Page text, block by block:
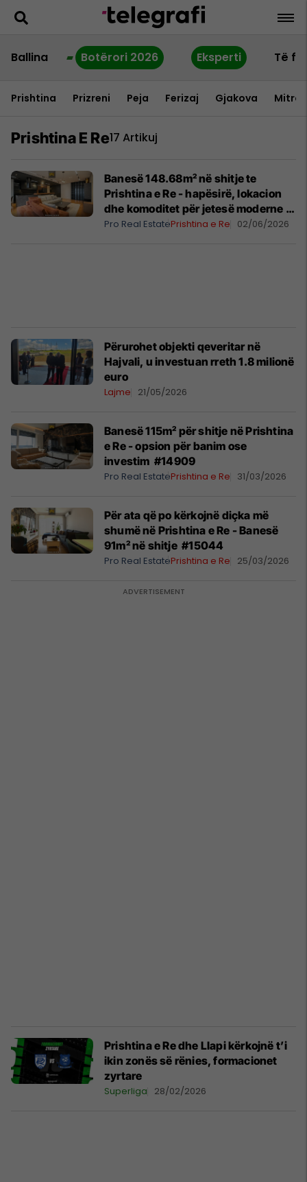
Ballina Botërori 2026 Eksperti Të
Prishtina Prizreni Peja Ferizaj Gjakova
Prishtina E Re17 Artikuj
Banesë 148.68m² në shitje te
Prishtina e Re - hapësirë, lokacion
dhe komoditet për jetesë moderne
#13551
Pro Real EstatePrishtina e Re 02/06/2026
​Përurohet objekti qeveritar në
Hajvali, u investuan rreth 1.8 milionë
euro
Lajme 21/05/2026
Banesë 115m² për shitje në Prishtina
e Re - opsion për banim ose
investim #14909
Pro Real EstatePrishtina e Re 31/03/2026
Për ata që po kërkojnë diçka më
shumë në Prishtina e Re - Banesë
91m² në shitje #15044
Pro Real EstatePrishtina e Re 25/03/2026
Prishtina e Re dhe Llapi kërkojnë t’i
ikin zonës së rënies, formacionet
zyrtare
Superliga 28/02/2026